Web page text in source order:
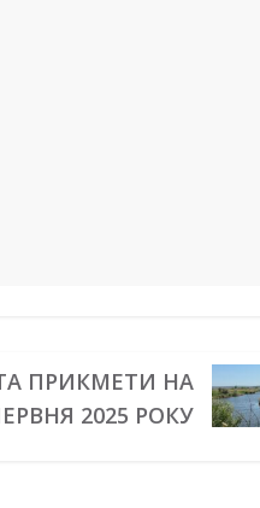
ПРИКМЕТИ НА
2025 РОКУ